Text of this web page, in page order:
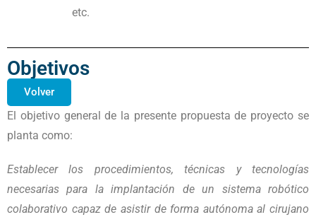
etc.
Objetivos
Volver
El objetivo general de la presente propuesta de proyecto se
planta como:
Establecer los procedimientos, técnicas y tecnologías
necesarias para la implantación de un sistema robótico
colaborativo capaz de asistir de forma autónoma al cirujano